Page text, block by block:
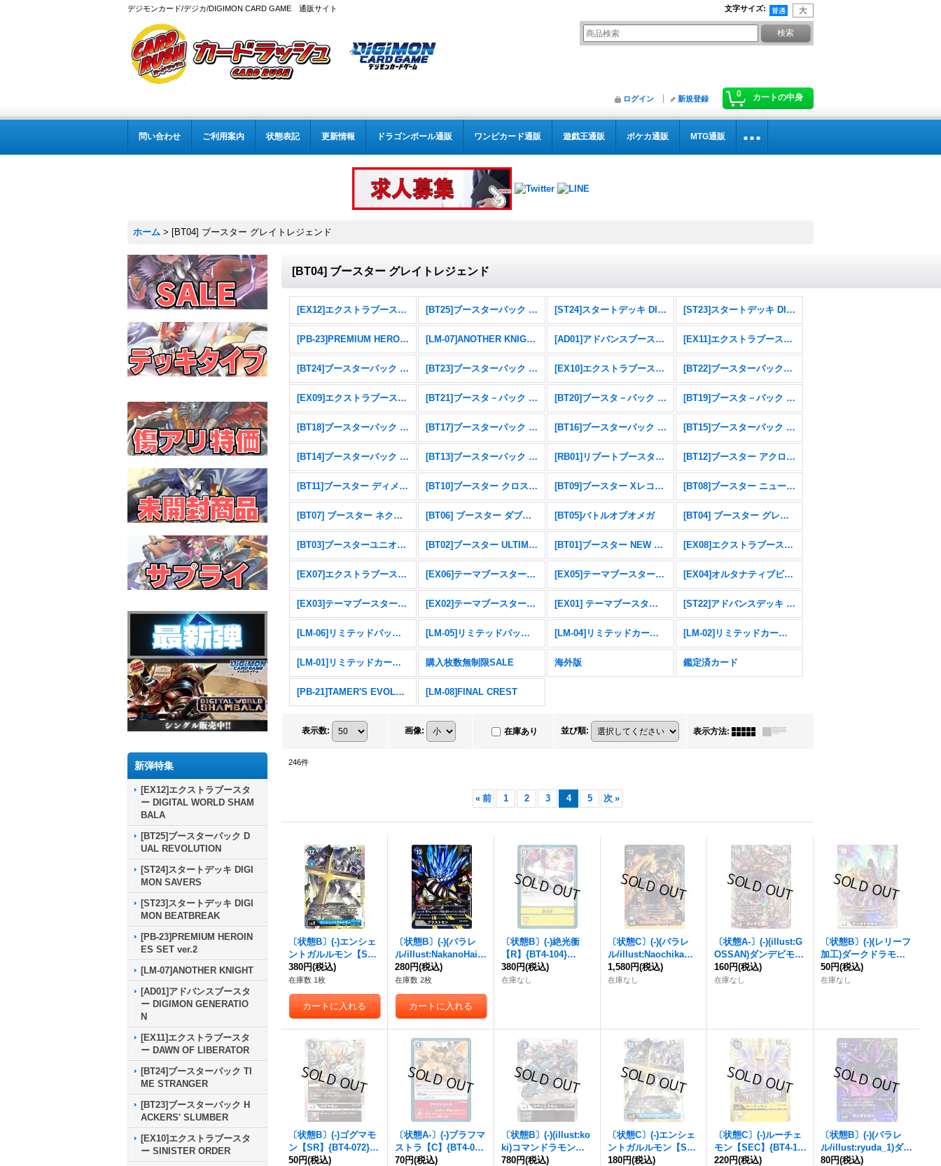
デジモンカード/デジカ/DIGIMON CARD GAME 通販サイト 文字サイズ:
0 カートの中身
ログイン 新規登録
問い合わせ ご利用案内 状態表記 更新情報 ドラゴンボール通販 ワンピカード通販 遊戯王通販 ポケカ通販 MTG通販
ホーム > [BT04] ブースター グレイトレジェンド
新弾特集
[EX12]エクストラブースタ
ー DIGITAL WORLD SHAM
BALA
[BT25]ブースターパック D
UAL REVOLUTION
[ST24]スタートデッキ DIGI
MON SAVERS
[ST23]スタートデッキ DIGI
MON BEATBREAK
[PB-23]PREMIUM HEROIN
ES SET ver.2
[LM-07]ANOTHER KNIGHT
[AD01]アドバンスブースタ
ー DIGIMON GENERATIO
N
[EX11]エクストラブースタ
ー DAWN OF LIBERATOR
[BT24]ブースターパック TI
ME STRANGER
[BT23]ブースターパック H
ACKERS' SLUMBER
[EX10]エクストラブースタ
ー SINISTER ORDER
[BT04] ブースター グレイトレジェンド
[EX12]エクストラブースター DIGITAL WORLD SHAMBALA [BT25]ブースターパック DUAL REVOLUTION [ST24]スタートデッキ DIGIMON SAVERS [ST23]スタートデッキ DIGIMON BEATBREAK
[PB-23]PREMIUM HEROINES SET ver.2 [LM-07]ANOTHER KNIGHT [AD01]アドバンスブースター DIGIMON GENERATION [EX11]エクストラブースター DAWN OF LIBERATOR
[BT24]ブースターパック TIME STRANGER [BT23]ブースターパック HACKERS' SLUMBER [EX10]エクストラブースター SINISTER ORDER [BT22]ブースターパック CYBER EDEN
[EX09]エクストラブースター VERSUS MONSTERS [BT21]ブースタ－パック WORLD CONVERGENCE [BT20]ブースタ－パック OVER THE X [BT19]ブースタ－パック クロスエボリューション
[BT18]ブースターパック エレメントサクセサー [BT17]ブースターパック シークレットクライシス [BT16]ブースターパック BEGINNING OBSERVER [BT15]ブースターパック エクシード・アポカリプス
[BT14]ブースターパック BLAST ACE [BT13]ブースターパック VSロイヤルナイツ [RB01]リブートブースター ライジングウインド [BT12]ブースター アクロス・タイム
[BT11]ブースター ディメンショナルフェイズ [BT10]ブースター クロスエンカウンター [BT09]ブースター Xレコード [BT08]ブースター ニューヒーロー
[BT07] ブースター ネクストアドベンチャー [BT06] ブースター ダブルダイヤモンド [BT05]バトルオブオメガ [BT04] ブースター グレイトレジェンド
[BT03]ブースターユニオンインパクト [BT02]ブースター ULTIMATE POWER [BT01]ブースター NEW EVOLUTION [EX08]エクストラブースター CHAIN OF LIBERATION
[EX07]エクストラブースター デジモンリベレイター [EX06]テーマブースターインファナル・アセンション [EX05]テーマブースターアニマルコロシアム [EX04]オルタナティブビーイング
[EX03]テーマブースター ドラゴンズロア [EX02]テーマブースター デジタルハザード [EX01] テーマブースター クラシックコレクション [ST22]アドバンスデッキ 金剛界曼荼羅
[LM-06]リミテッドパック ビリオン・バレット [LM-05]リミテッドパック ファイナル・エリシオン [LM-04]リミテッドカードパック トリッドヴァイス [LM-02]リミテッドカードパック デクスモン
[LM-01]リミテッドカードパック デジモンゴーストゲーム 購入枚数無制限SALE 海外版 鑑定済カード
[PB-21]TAMER'S EVOLUTION BOX -RISE OF DIGIMON- [LM-08]FINAL CREST
表示数: 画像: 在庫あり 並び順: 表示方法:
246件
« 前 1 2 3 4 5 次 »
〔状態B〕(-)エンシェ
ントガルルモン【SE
C】{BT4-114}《青》
380円(税込)
在庫数 1枚
〔状態B〕(-)(パラレ
ル/illust:NakanoHait
o)ブラストモン【SR-
P】{BT4-075}《黒》
280円(税込)
在庫数 2枚
〔状態B〕(-)絶光衝
【R】{BT4-104}
《黄》
380円(税込)
在庫なし
〔状態C〕(-)(パラレ
ル/illust:NaochikaMo
rishita)エンシェント
グレイモン【SEC-P】
1,580円(税込)
在庫なし
〔状態A-〕(-)(illust:G
OSSAN)ダンデビモン
【SR】{BT4-088}
《紫》
160円(税込)
在庫なし
〔状態B〕(-)(レリーフ
加工)ダークドラモン
【R】{BT4-074}
《黒》
50円(税込)
在庫なし
〔状態B〕(-)ゴグマモ
ン【SR】{BT4-072}
《黒》
50円(税込)
〔状態A-〕(-)ブラフマ
ストラ【C】{BT4-09
8}《赤》
70円(税込)
〔状態B〕(-)(illust:ko
ki)コマンドラモン
【R】{BT4-063}
780円(税込)
〔状態C〕(-)エンシェ
ントガルルモン【SE
C】{BT4-114}《青》
180円(税込)
〔状態C〕(-)ルーチェ
モン【SEC】{BT4-11
5}《黄》
220円(税込)
〔状態B〕(-)(パラレ
ル/illust:ryuda_1)ダン
デビモン【SR-P】{BT
80円(税込)